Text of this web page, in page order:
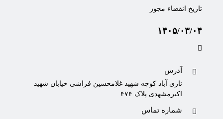
تاریخ انقضاء مجوز
۱۴۰۵/۰۳/۰۴
آدرس
نازی آباد کوچه شهید غلامحسین فراشی خیابان شهید
اکبرمشهدی پلاک ۴۷۴
شماره تماس